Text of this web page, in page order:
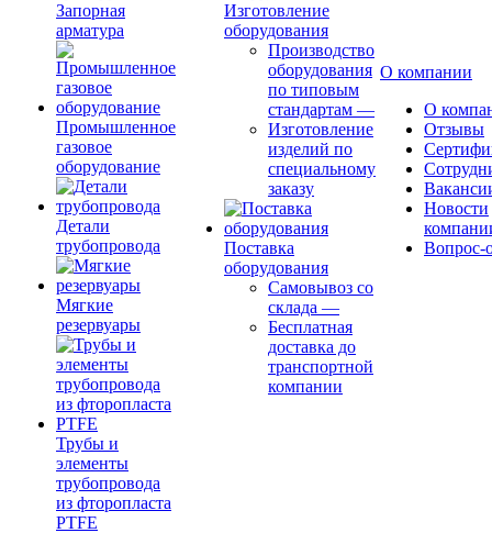
Запорная
арматура
Промышленное
газовое
оборудование
Детали
трубопровода
Мягкие
резервуары
Трубы и
элементы
трубопровода
из фторопласта
PTFE
Изготовление
оборудования
Производство
оборудования
по типовым
стандартам —
Изготовление
изделий по
специальному
заказу
Поставка
оборудования
Самовывоз со
склада —
Бесплатная
доставка до
транспортной
компании
О компании
О
Отзывы
Новости
Вопрос-